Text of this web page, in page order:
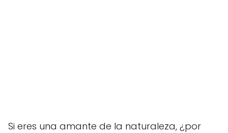
Si eres una amante de la naturaleza, ¿por